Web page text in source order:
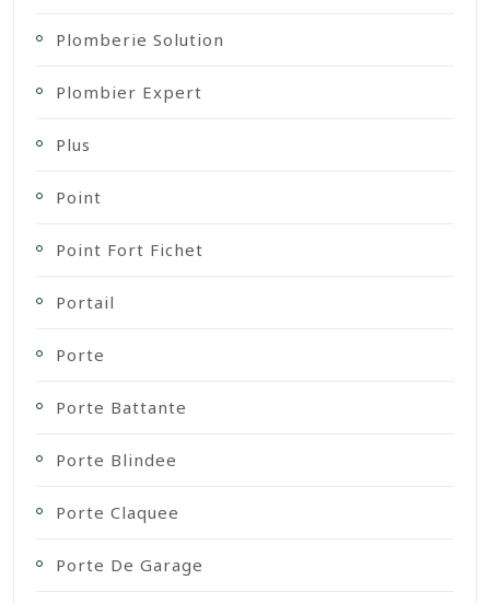
Plomberie Solution
Plombier Expert
Plus
Point
Point Fort Fichet
Portail
Porte
Porte Battante
Porte Blindee
Porte Claquee
Porte De Garage